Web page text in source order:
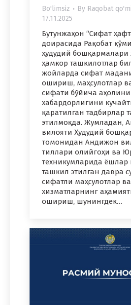
Bo'limsiz By Raqobat
17.11.2025
Бутунжаҳон “Сифат
доирасида Рақобат
ҳудудий бошқармалари
ҳамкор ташкилотлар
жойларда сифат
ошириш, маҳсулотлар
сифати бўйича
хабардорлигини
қаратилган тадбирлар
этилмоқда. Жумладан,
вилояти Ҳудудий
томонидан Андижон
тиллари олийгоҳи ва
техникумларида
ташкил этилган давра
сифатли маҳсулотлар ва
хизматларнинг
ошириш, шунингдек…